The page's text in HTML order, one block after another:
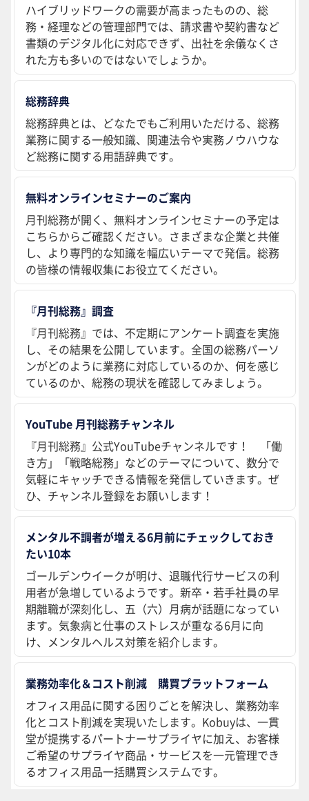
ハイブリッドワークの需要が高まったものの、総
務・経理などの管理部門では、請求書や契約書など
書類のデジタル化に対応できず、出社を余儀なくさ
れた方も多いのではないでしょうか。
総務辞典
総務辞典とは、どなたでもご利用いただける、総務
業務に関する一般知識、関連法令や実務ノウハウな
ど総務に関する用語辞典です。
無料オンラインセミナーのご案内
月刊総務が開く、無料オンラインセミナーの予定は
こちらからご確認ください。さまざまな企業と共催
し、より専門的な知識を幅広いテーマで発信。総務
の皆様の情報収集にお役立てください。
『月刊総務』調査
『月刊総務』では、不定期にアンケート調査を実施
し、その結果を公開しています。全国の総務パーソ
ンがどのように業務に対応しているのか、何を感じ
ているのか、総務の現状を確認してみましょう。
YouTube 月刊総務チャンネル
『月刊総務』公式YouTubeチャンネルです！ 「働
き方」「戦略総務」などのテーマについて、数分で
気軽にキャッチできる情報を発信していきます。ぜ
ひ、チャンネル登録をお願いします！
メンタル不調者が増える6月前にチェックしておき
たい10本
ゴールデンウイークが明け、退職代行サービスの利
用者が急増しているようです。新卒・若手社員の早
期離職が深刻化し、五（六）月病が話題になってい
ます。気象病と仕事のストレスが重なる6月に向
け、メンタルヘルス対策を紹介します。
業務効率化＆コスト削減 購買プラットフォーム
オフィス用品に関する困りごとを解決し、業務効率
化とコスト削減を実現いたします。Kobuyは、一貫
堂が提携するパートナーサプライヤに加え、お客様
ご希望のサプライヤ商品・サービスを一元管理でき
るオフィス用品一括購買システムです。